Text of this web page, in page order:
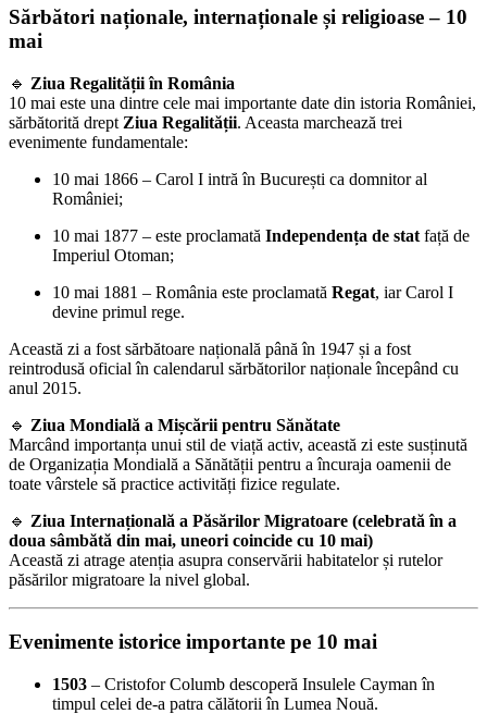
Sărbători naționale, internaționale și religioase – 10
mai
🔹 Ziua Regalității în România
10 mai este una dintre cele mai importante date din istoria României,
sărbătorită drept Ziua Regalității. Aceasta marchează trei
evenimente fundamentale:
10 mai 1866 – Carol I intră în București ca domnitor al
României;
10 mai 1877 – este proclamată Independența de stat față de
Imperiul Otoman;
10 mai 1881 – România este proclamată Regat, iar Carol I
devine primul rege.
Această zi a fost sărbătoare națională până în 1947 și a fost
reintrodusă oficial în calendarul sărbătorilor naționale începând cu
anul 2015.
🔹 Ziua Mondială a Mișcării pentru Sănătate
Marcând importanța unui stil de viață activ, această zi este susținută
de Organizația Mondială a Sănătății pentru a încuraja oamenii de
toate vârstele să practice activități fizice regulate.
🔹 Ziua Internațională a Păsărilor Migratoare (celebrată în a
doua sâmbătă din mai, uneori coincide cu 10 mai)
Această zi atrage atenția asupra conservării habitatelor și rutelor
păsărilor migratoare la nivel global.
Evenimente istorice importante pe 10 mai
1503 – Cristofor Columb descoperă Insulele Cayman în
timpul celei de-a patra călătorii în Lumea Nouă.